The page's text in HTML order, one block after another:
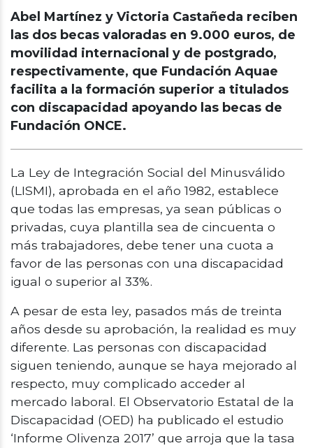
Abel Martínez y Victoria Castañeda reciben
las dos becas valoradas en 9.000 euros, de
movilidad internacional y de postgrado,
respectivamente, que Fundación Aquae
facilita a la formación superior a titulados
con discapacidad apoyando las becas de
Fundación ONCE.
La Ley de Integración Social del Minusválido
(LISMI), aprobada en el año 1982, establece
que todas las empresas, ya sean públicas o
privadas, cuya plantilla sea de cincuenta o
más trabajadores, debe tener una cuota a
favor de las personas con una discapacidad
igual o superior al 33%.
A pesar de esta ley, pasados más de treinta
años desde su aprobación, la realidad es muy
diferente. Las personas con discapacidad
siguen teniendo, aunque se haya mejorado al
respecto, muy complicado acceder al
mercado laboral. El Observatorio Estatal de la
Discapacidad (OED) ha publicado el estudio
‘Informe Olivenza 2017’ que arroja que la tasa